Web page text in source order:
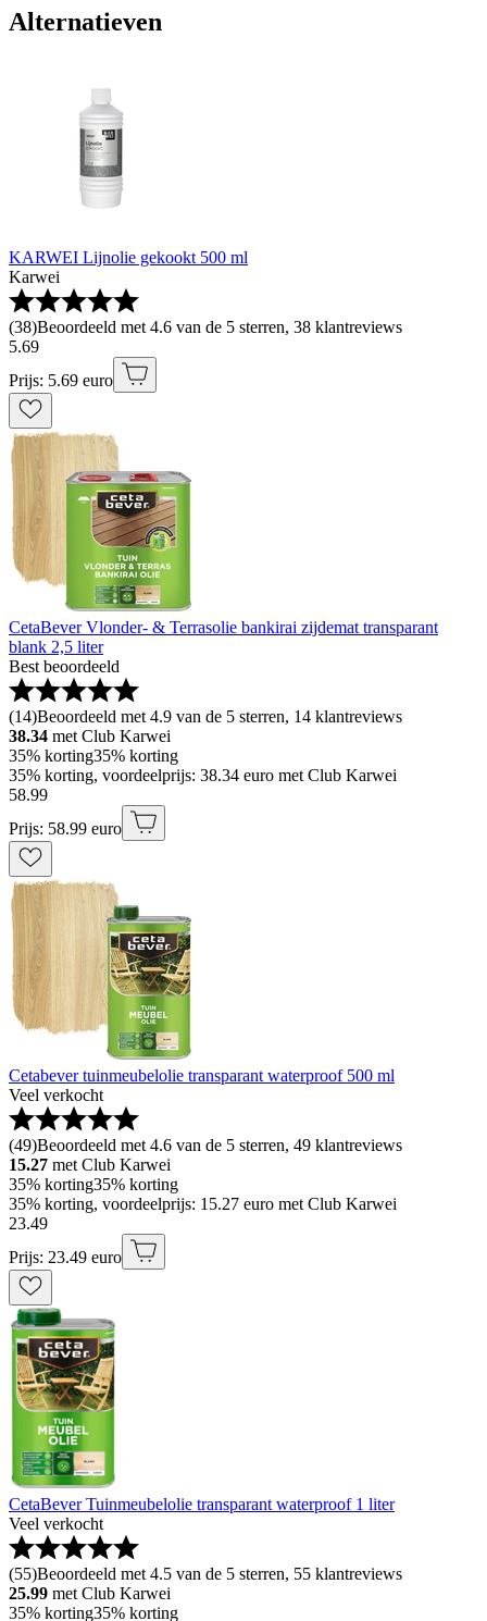
Alternatieven
KARWEI Lijnolie gekookt 500 ml
Karwei
(38)Beoordeeld met 4.6 van de 5 sterren, 38 klantreviews
5.69
Prijs: 5.69 euro
CetaBever Vlonder- & Terrasolie bankirai zijdemat transparant
blank 2,5 liter
Best beoordeeld
(14)Beoordeeld met 4.9 van de 5 sterren, 14 klantreviews
38.34 met Club Karwei
35% korting35% korting
35% korting, voordeelprijs: 38.34 euro met Club Karwei
58.99
Prijs: 58.99 euro
Cetabever tuinmeubelolie transparant waterproof 500 ml
Veel verkocht
(49)Beoordeeld met 4.6 van de 5 sterren, 49 klantreviews
15.27 met Club Karwei
35% korting35% korting
35% korting, voordeelprijs: 15.27 euro met Club Karwei
23.49
Prijs: 23.49 euro
CetaBever Tuinmeubelolie transparant waterproof 1 liter
Veel verkocht
(55)Beoordeeld met 4.5 van de 5 sterren, 55 klantreviews
25.99 met Club Karwei
35% korting35% korting